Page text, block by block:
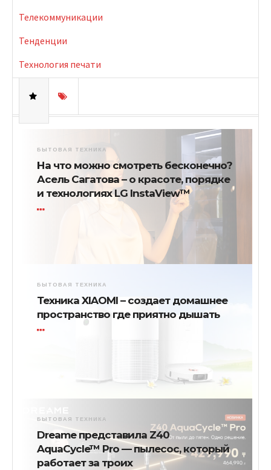
Телекоммуникации
Тенденции
Технология печати
БЫТОВАЯ ТЕХНИКА
На что можно смотреть бесконечно?
Асель Сагатова – о красоте, порядке
и технологиях LG InstaView™
БЫТОВАЯ ТЕХНИКА
Техника XIAOMI – создает домашнее
пространство где приятно дышать
БЫТОВАЯ ТЕХНИКА
Dreame представила Z40
AquaCycle™ Pro — пылесос, который
работает за троих